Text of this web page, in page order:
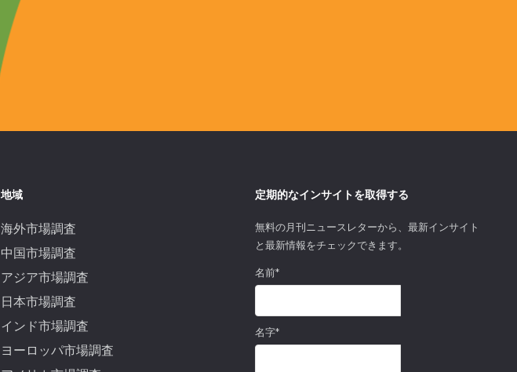
地域
海外市場調査
中国市場調査
アジア市場調査
日本市場調査
インド市場調査
ヨーロッパ市場調査
定期的なインサイトを取得する
無料の月刊ニュースレターから、最新インサイト
と最新情報をチェックできます。
名前*
名字*